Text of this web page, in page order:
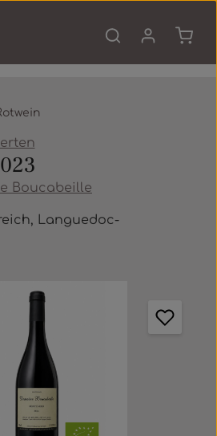
von 0 von 5 Sternen
Boucabeille
Languedoc-